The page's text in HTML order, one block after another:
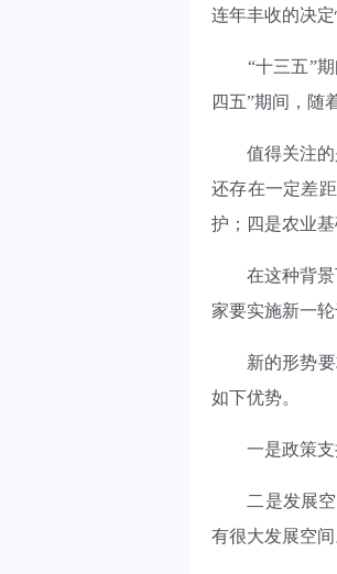
连年丰收的决定
“十三五”期
四五”期间，随
值得关注的是
还存在一定差
护；四是农业
在这种背景下
家要实施新一
新的形势要求
如下优势。
一是政策支持
二是发展空间
有很大发展空间